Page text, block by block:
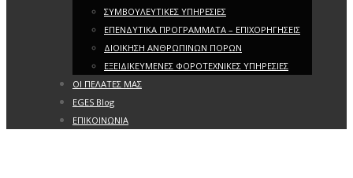
ΣΥΜΒΟΥΛΕΥΤΙΚΕΣ ΥΠΗΡΕΣΙΕΣ
ΕΠΕΝΔΥΤΙΚΑ ΠΡΟΓΡΑΜΜΑΤΑ – ΕΠΙΧΟΡΗΓΗΣΕΙΣ
ΔΙΟΙΚΗΣΗ ΑΝΘΡΩΠΙΝΩΝ ΠΟΡΩΝ
ΕΞΕΙΔΙΚΕΥΜΕΝΕΣ ΦΟΡΟΤΕΧΝΙΚΕΣ ΥΠΗΡΕΣΙΕΣ
ΟΙ ΠΕΛΑΤΕΣ ΜΑΣ
EGES Blog
ΕΠΙΚΟΙΝΩΝΙΑ